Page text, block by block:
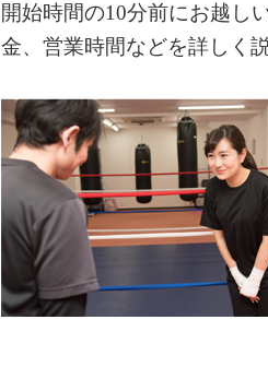
開始時間の10分前にお越し
金、営業時間などを詳しく